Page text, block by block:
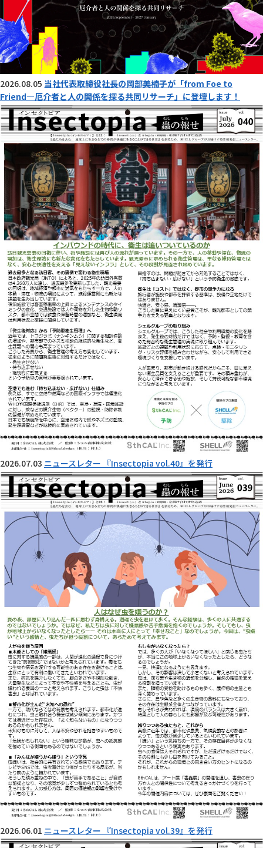
2026.08.05 当社代表取締役社長の岡部美楠子が「from Foe to
Friend―厄介者と人の関係を探る共同リサーチ」に登壇します！
2026.07.03 ニュースレター 『Insectopia vol.40』を発行
2026.06.01 ニュースレター 『Insectopia vol.39』を発行